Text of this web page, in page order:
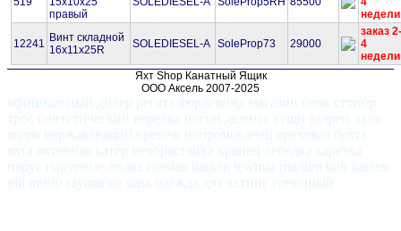
правый
недели
12241 Винт складной
16х11х25R
SOLEDIESEL-A SoleProp73 29000
заказ 2-
4
недели
Яхт Shop Канатный Ящик
ООО Аксель 2007-2025
официальный дилер регата фордевинд магазин блок стопор
трос синтетический веревка погон делные вещи талреп лата
якорь нержавеющий крепеж непромоканец ореховая бухта
яхта яхтенная катер необрастайка кранец лебедка каретка
парус парусные лодка ronstan harken lewmar maritim holt nautos
gill musto raymarine nasa одежда для яхтинг гоночный